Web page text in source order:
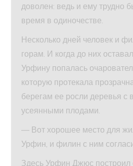
доволен: ведь и ему трудно
время в одиночестве.
Несколько дней человек и
горам. И когда до них
Урфину попалась
которую протекала
берегам ее росли деревья с
усеянными плодами.
— Вот хорошее место для
Урфин, и филин с ним
Здесь Урфин Джюс построил